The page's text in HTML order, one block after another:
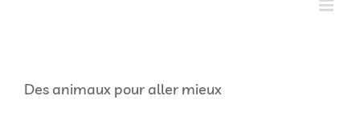
Des animaux pour aller mieux